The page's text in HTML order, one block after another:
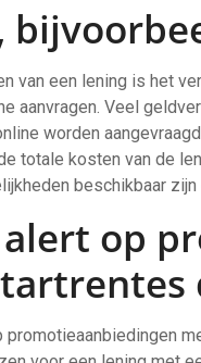
van een lening is het
aanvragen. Veel
worden
totale kosten van de
beschikbaar zijn
alert op
promotieaanbiedingen